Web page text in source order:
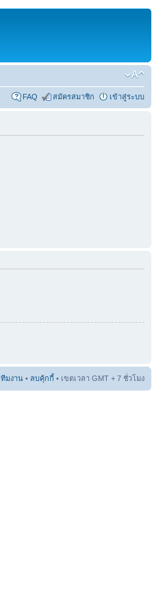
FAQ สมัครสมาชิก เข้าสู่ระบบ
ทีมงาน • ลบคุ้กกี้ • เขตเวลา GMT + 7 ชั่วโมง